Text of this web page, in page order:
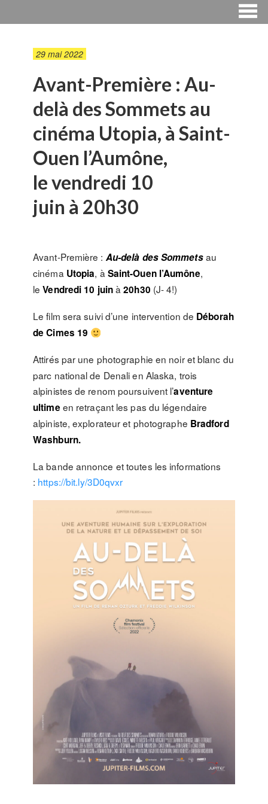
29 mai 2022
Avant-Première : Au-
delà des Sommets au
cinéma Utopia, à Saint-
Ouen l’Aumône,
le vendredi 10
juin à 20h30
Avant-Première : Au-delà des Sommetsau
cinéma Utopia, à Saint-Ouen l’Aumône,
leVendredi 10 juinà20h30 (J- 4!)
Le film sera suivi d’une intervention de Déborah
de Cimes 19
Attirés par une photographie en noir et blanc du
parc national de Denali en Alaska, trois
alpinistes de renom poursuivent l’aventure
ultime en retraçant les pas du légendaire
alpiniste, explorateur et photographe Bradford
Washburn.
La bande annonce et toutes les informations
: https://bit.ly/3D0qvxr